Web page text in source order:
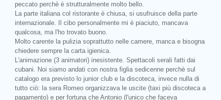
peccato perchè è strutturalmente molto bello.
La parte italiana col ristorante è chiusa, si usufruisce della parte
internazionale. Il cibo personalmente mi è piaciuto, mancava
qualcosa, ma l'ho trovato buono.
Molto carente la pulizia soprattutto nelle camere, manca e bisogna
chiedere sempre la carta igienica.
L'animazione (3 animatori) inesistente. Spettacoli serali fatti dai
cubani. Noi siamo andati con nostra figlia sedicenne perchè sul
catalogo era previsto lo junior club e la discoteca, invece nulla di
tutto ciò: la sera Romeo organizzava le uscite (taxi più discoteca a
pagamento) e per fortuna che Antonio (l'unico che faceva